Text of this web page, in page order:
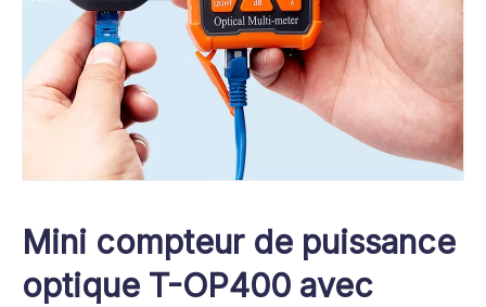
Mini compteur de puissance
optique T-OP400 avec